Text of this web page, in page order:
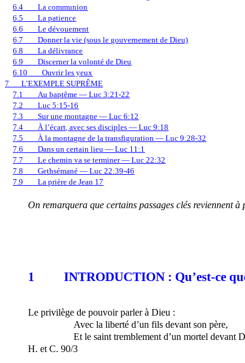
6.4
La communion
6.5
La patience
6.6
Le dévouement
6.7
Donner la vie (sous le gouvernement de Dieu)
6.8
La délivrance
6.9
Discerner la volonté de Dieu
6.10
Ouvrir les yeux
7
L’EXEMPLE SUPRÊME
7.1
Au baptême — Luc 3:21-22
7.2
Luc 5:15-16
7.3
Sur une montagne — Luc 6:12
7.4
À l’écart, avec ses disciples — Luc 9:18
7.5
À la montagne de la transfiguration — Luc 9:28-32
7.6
Dans un certain lieu — Luc 11:1
7.7
Le chemin va se terminer — Luc 22:32
7.8
Gethsémané — Luc 22:39-46
7.9
La prière de Jean 17
On remarquera que certains passages clés reviennent
1 INTRODUCTION : Qu’est-ce
Le privilège de pouvoir parler à Dieu :
Avec la liberté d’un fils devant son père,
Et le saint tremblement d’un mortel devant
H. et C. 90/3